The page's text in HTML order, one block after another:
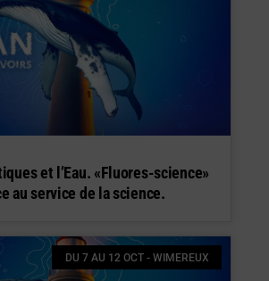
et l’Eau. «Fluores-science»
au service de la science.
DU 7 AU 12 OCT - WIMEREUX